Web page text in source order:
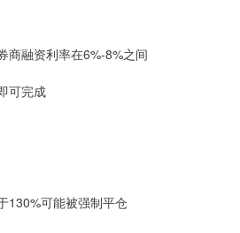
商融资利率在6%-8%之间
可完成
130%可能被强制平仓